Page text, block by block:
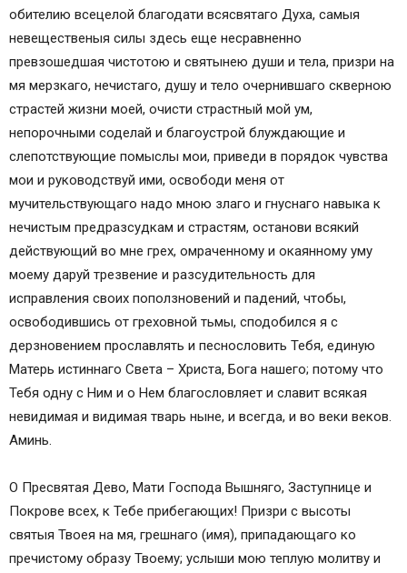
обителию всецелой благодати всясвятаго Духа, самыя
невещественыя силы здесь еще несравненно
превзошедшая чистотою и святынею души и тела, призри на
мя мерзкаго, нечистаго, душу и тело очернившаго скверною
страстей жизни моей, очисти страстный мой ум,
непорочными соделай и благоустрой блуждающие и
слепотствующие помыслы мои, приведи в порядок чувства
мои и руководствуй ими, освободи меня от
мучительствующаго надо мною злаго и гнуснаго навыка к
нечистым предразсудкам и страстям, останови всякий
действующий во мне грех, омраченному и окаянному уму
моему даруй трезвение и разсудительность для
исправления своих поползновений и падений, чтобы,
освободившись от греховной тьмы, сподобился я с
дерзновением прославлять и песнословить Тебя, единую
Матерь истиннаго Света – Христа, Бога нашего; потому что
Тебя одну с Ним и о Нем благословляет и славит всякая
невидимая и видимая тварь ныне, и всегда, и во веки веков.
Аминь.
О Пресвятая Дево, Мати Господа Вышняго, Заступнице и
Покрове всех, к Тебе прибегающих! Призри с высоты
святыя Твоея на мя, грешнаго (имя), припадающаго ко
пречистому образу Твоему; услыши мою теплую молитву и